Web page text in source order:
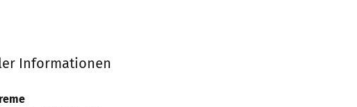
Informationen